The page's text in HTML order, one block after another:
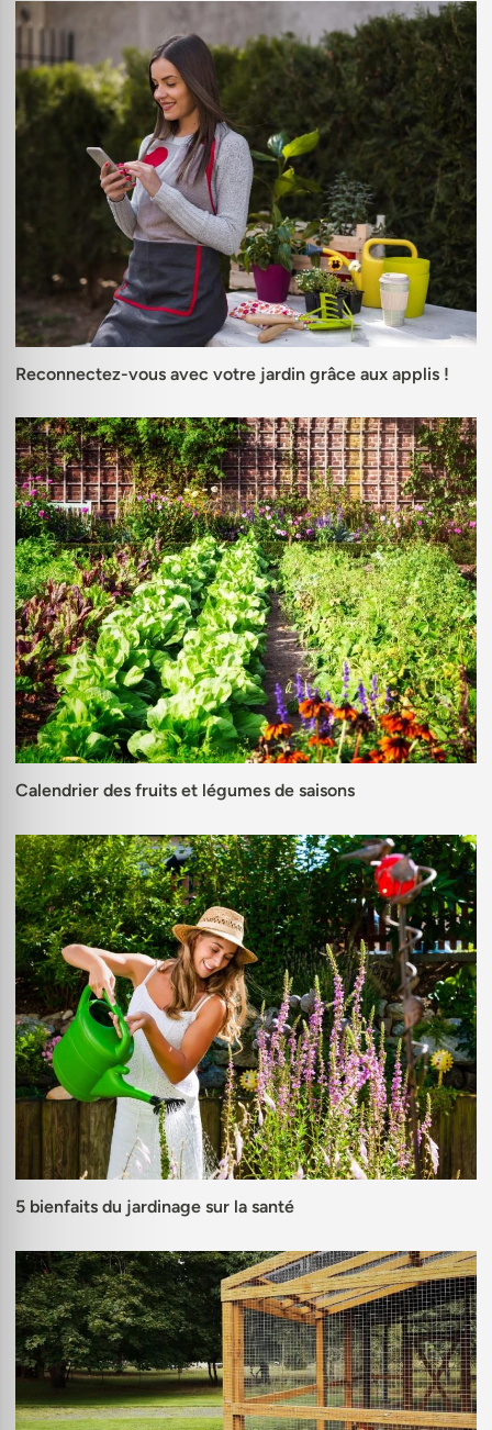
Reconnectez-vous avec votre jardin grâce aux applis !
Calendrier des fruits et légumes de saisons
5 bienfaits du jardinage sur la santé